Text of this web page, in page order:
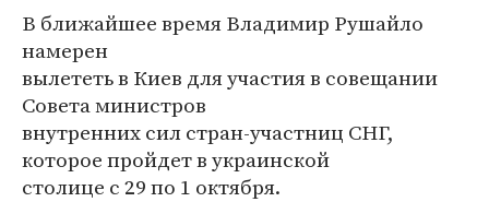
В ближайшее время Владимир Рушайло
намерен
вылететь в Киев для участия в совещании
Совета министров
внутренних сил стран-участниц СНГ,
которое пройдет в украинской
столице с 29 по 1 октября.